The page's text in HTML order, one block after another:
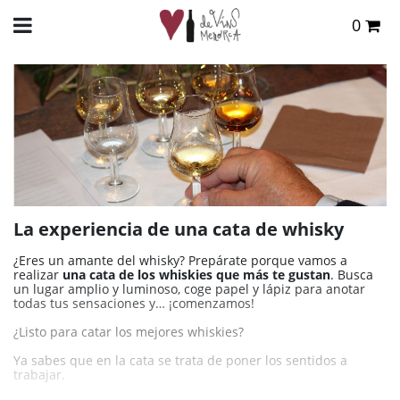
0
VER CESTA
La experiencia de una cata de whisky
¿Eres un amante del whisky? Prepárate porque vamos a
realizar una cata de los whiskies que más te gustan. Busca
un lugar amplio y luminoso, coge papel y lápiz para anotar
todas tus sensaciones y… ¡comenzamos!
¿Listo para catar los mejores whiskies?
Ya sabes que en la cata se trata de poner los sentidos a
trabajar.